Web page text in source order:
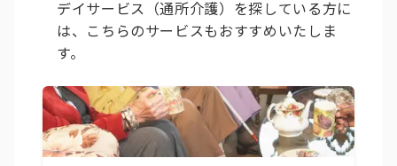
デイサービス（通所介護）を探している方に
は、こちらのサービスもおすすめいたしま
す。